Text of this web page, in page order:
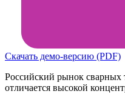
Скачать демо-версию (PDF)
Российский рынок сварных
отличается высокой